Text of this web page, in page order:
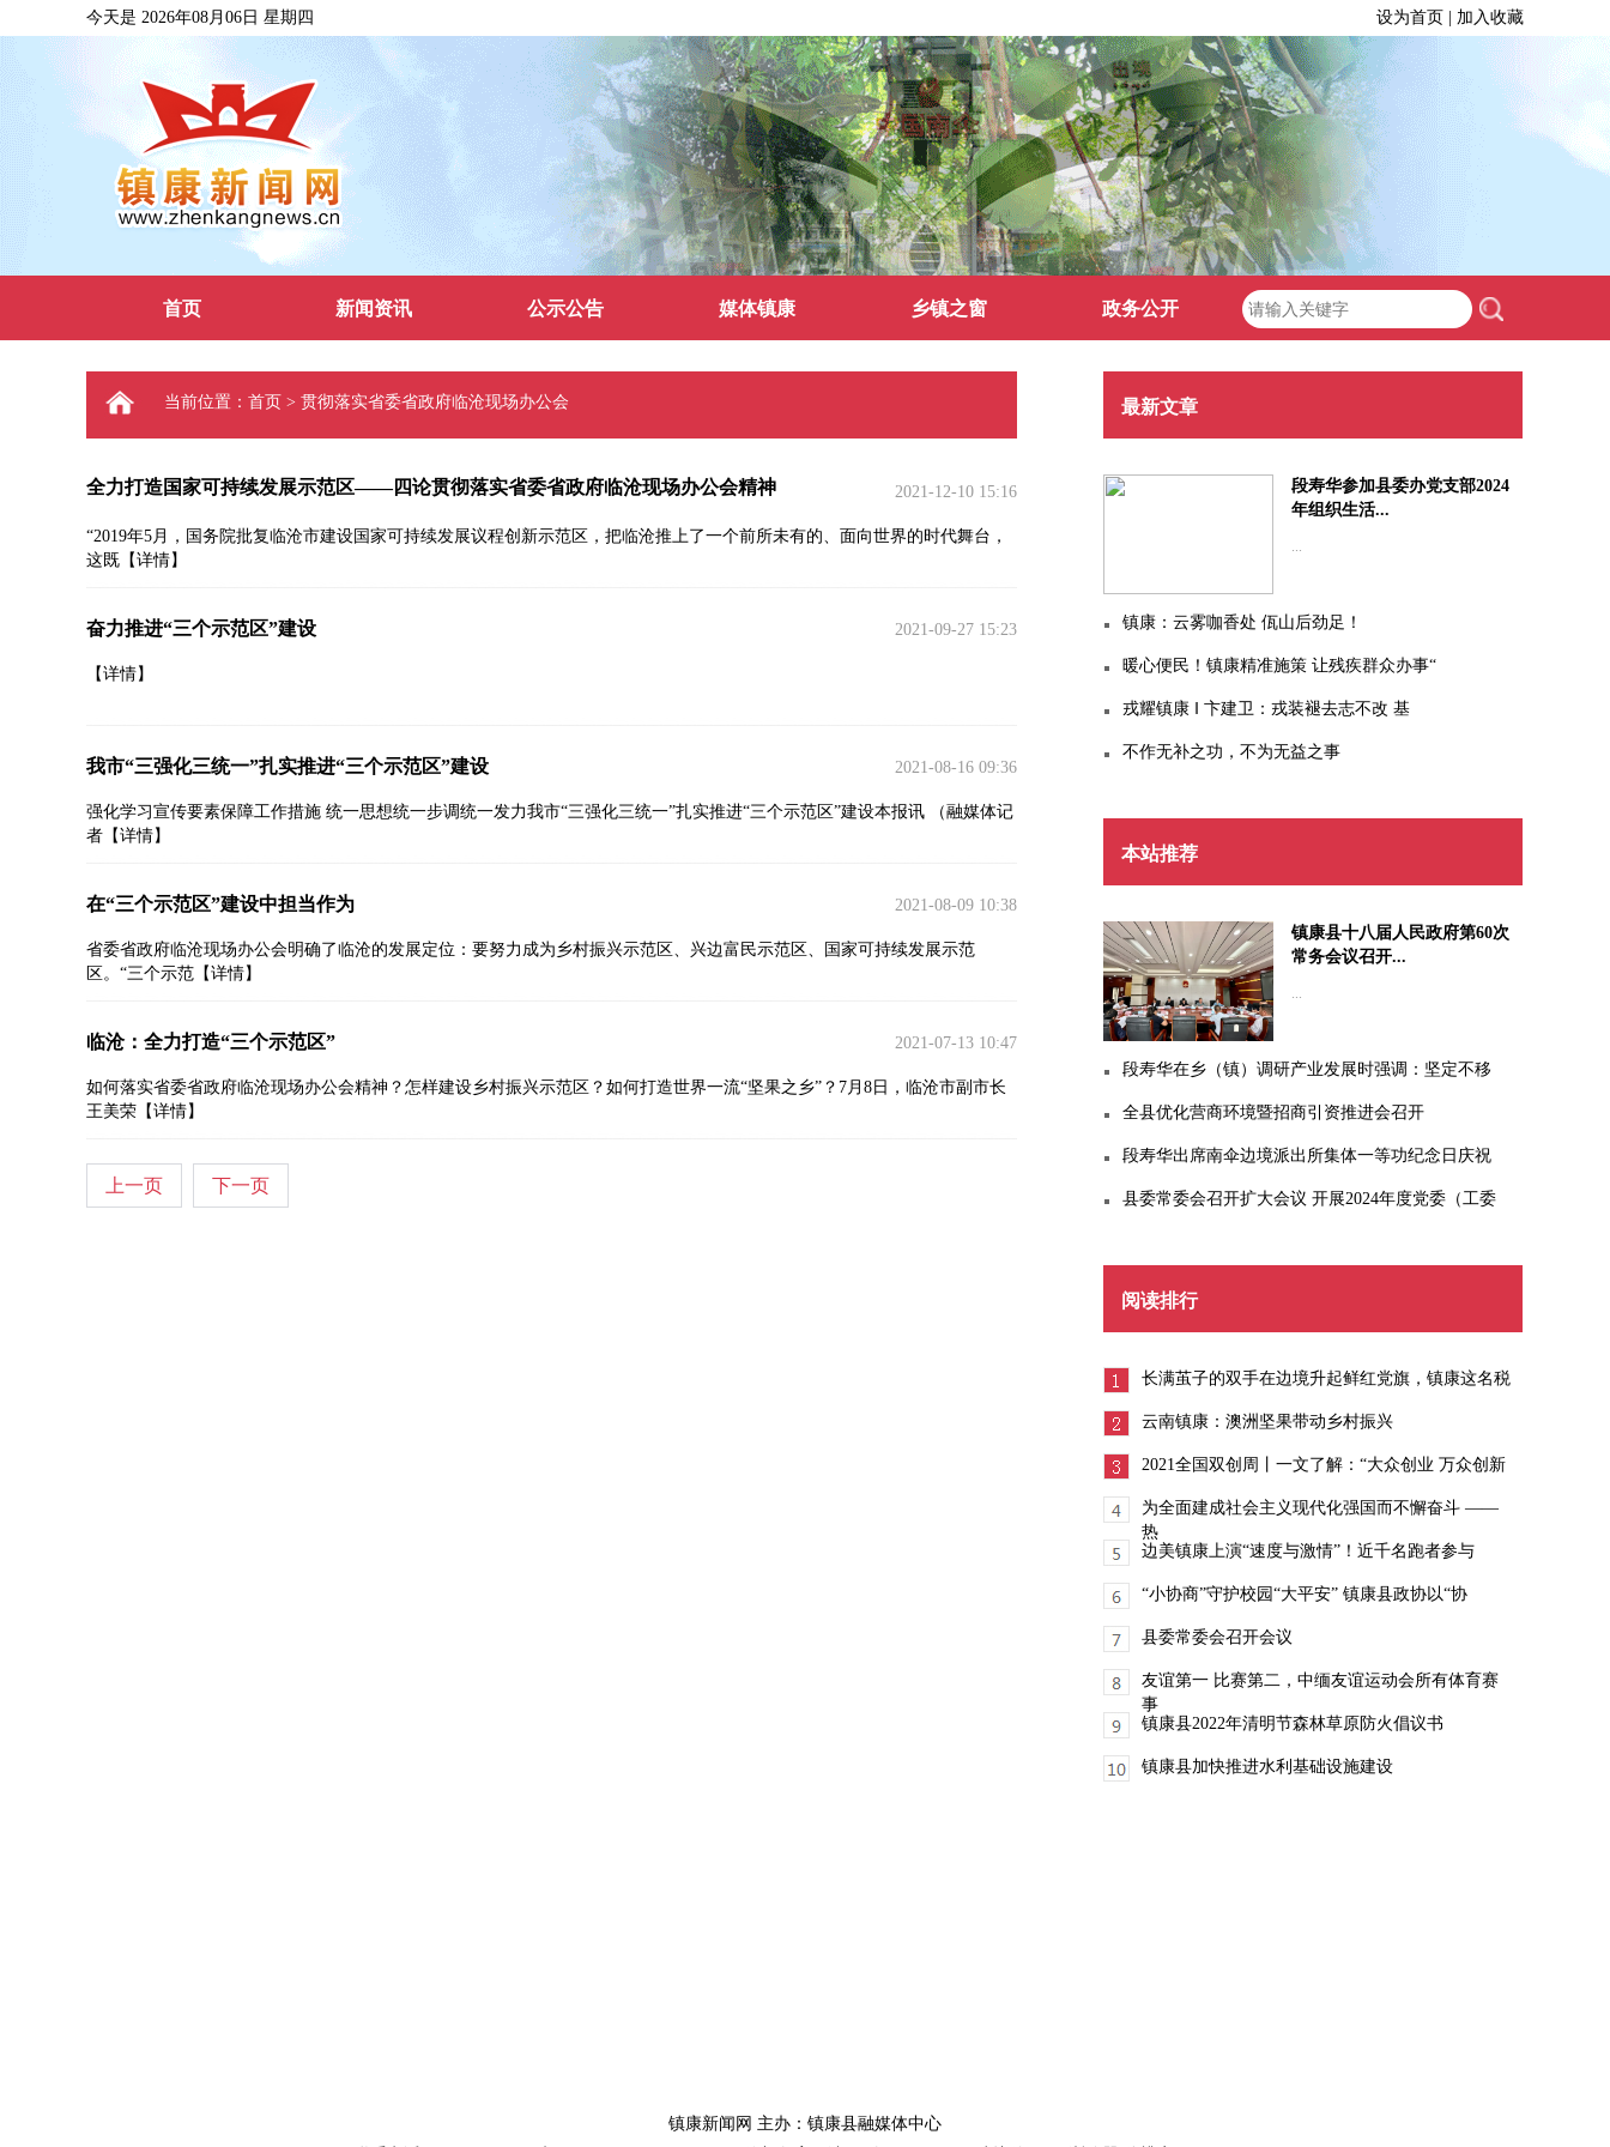
今天是 2026年08月06日 星期四 设为首页 | 加入收藏
首页 新闻资讯 公示公告 媒体镇康 乡镇之窗 政务公开
当前位置：首页 > 贯彻落实省委省政府临沧现场办公会
全力打造国家可持续发展示范区——四论贯彻落实省委省政府临沧现场办公会精神 2021-12-10 15:16
“2019年5月，国务院批复临沧市建设国家可持续发展议程创新示范区，把临沧推上了一个前所未有的、面向世界的时代舞台，
这既 【详情】
奋力推进“三个示范区”建设 2021-09-27 15:23
【详情】
我市“三强化三统一”扎实推进“三个示范区”建设 2021-08-16 09:36
强化学习宣传要素保障工作措施 统一思想统一步调统一发力我市“三强化三统一”扎实推进“三个示范区”建设本报讯 （融媒体记
者 【详情】
在“三个示范区”建设中担当作为 2021-08-09 10:38
省委省政府临沧现场办公会明确了临沧的发展定位：要努力成为乡村振兴示范区、兴边富民示范区、国家可持续发展示范
区。“三个示范 【详情】
临沧：全力打造“三个示范区” 2021-07-13 10:47
如何落实省委省政府临沧现场办公会精神？怎样建设乡村振兴示范区？如何打造世界一流“坚果之乡”？7月8日，临沧市副市长
王美荣 【详情】
上一页 下一页
最新文章
段寿华参加县委办党支部2024
年组织生活...
...
镇康：云雾咖香处 佤山后劲足！
暖心便民！镇康精准施策 让残疾群众办事“
戎耀镇康 ‖ 卞建卫：戎装褪去志不改 基
不作无补之功，不为无益之事
本站推荐
镇康县十八届人民政府第60次
常务会议召开...
...
段寿华在乡（镇）调研产业发展时强调：坚定不移
全县优化营商环境暨招商引资推进会召开
段寿华出席南伞边境派出所集体一等功纪念日庆祝
县委常委会召开扩大会议 开展2024年度党委（工委
阅读排行
长满茧子的双手在边境升起鲜红党旗，镇康这名税
云南镇康：澳洲坚果带动乡村振兴
2021全国双创周丨一文了解：“大众创业 万众创新
为全面建成社会主义现代化强国而不懈奋斗 ——
热
边美镇康上演“速度与激情”！近千名跑者参与
“小协商”守护校园“大平安” 镇康县政协以“协
县委常委会召开会议
友谊第一 比赛第二，中缅友谊运动会所有体育赛
事
镇康县2022年清明节森林草原防火倡议书
镇康县加快推进水利基础设施建设
镇康新闻网 主办：镇康县融媒体中心